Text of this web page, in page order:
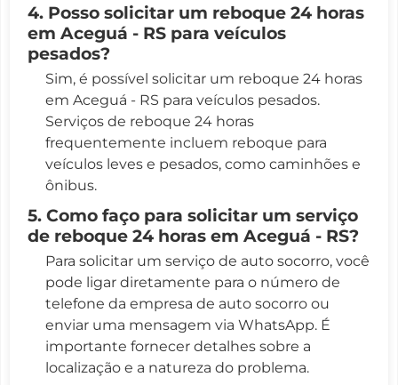
4. Posso solicitar um reboque 24 horas
em Aceguá - RS para veículos
pesados?
Sim, é possível solicitar um reboque 24 horas
em Aceguá - RS para veículos pesados.
Serviços de reboque 24 horas
frequentemente incluem reboque para
veículos leves e pesados, como caminhões e
ônibus.
5. Como faço para solicitar um serviço
de reboque 24 horas em Aceguá - RS?
Para solicitar um serviço de auto socorro, você
pode ligar diretamente para o número de
telefone da empresa de auto socorro ou
enviar uma mensagem via WhatsApp. É
importante fornecer detalhes sobre a
localização e a natureza do problema.